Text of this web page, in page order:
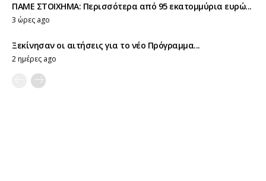
ΠΑΜΕ ΣΤΟΙΧΗΜΑ: Περισσότερα από 95 εκατομμύρια ευρώ...
3 ώρες ago
Ξεκίνησαν οι αιτήσεις για το νέο Πρόγραμμα...
2 ημέρες ago